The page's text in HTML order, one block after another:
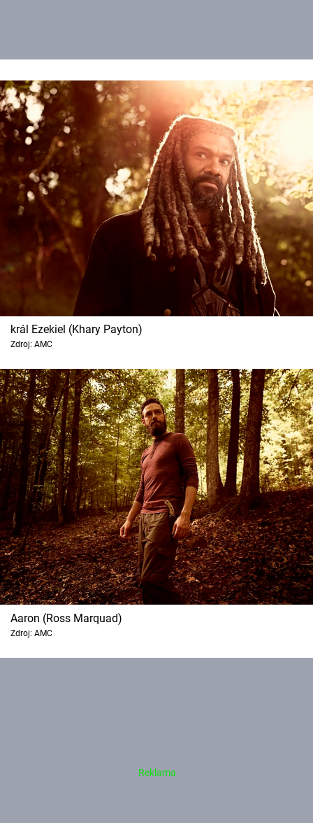
král Ezekiel (Khary Payton)
Zdroj: AMC
Aaron (Ross Marquad)
Zdroj: AMC